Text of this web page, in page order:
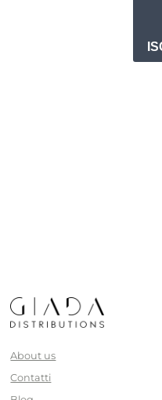
About us
Contatti